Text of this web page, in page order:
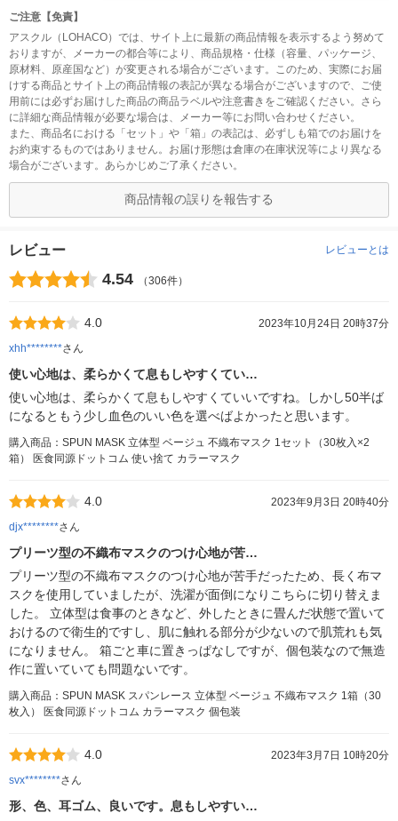
ご注意【免責】
アスクル（LOHACO）では、サイト上に最新の商品情報を表示するよう努めて
おりますが、メーカーの都合等により、商品規格・仕様（容量、パッケージ、
原材料、原産国など）が変更される場合がございます。このため、実際にお届
けする商品とサイト上の商品情報の表記が異なる場合がございますので、ご使
用前には必ずお届けした商品の商品ラベルや注意書きをご確認ください。さら
に詳細な商品情報が必要な場合は、メーカー等にお問い合わせください。
また、商品名における「セット」や「箱」の表記は、必ずしも箱でのお届けを
お約束するものではありません。お届け形態は倉庫の在庫状況等により異なる
場合がございます。あらかじめご了承ください。
商品情報の誤りを報告する
レビュー レビューとは
4.54 （306件）
4.0
2023年10月24日 20時37分
xhh********さん
使い心地は、柔らかくて息もしやすくてい…
使い心地は、柔らかくて息もしやすくていいですね。しかし50半ば
になるともう少し血色のいい色を選べばよかったと思います。
購入商品：SPUN MASK 立体型 ベージュ 不織布マスク 1セット（30枚入×2
箱） 医食同源ドットコム 使い捨て カラーマスク
4.0
2023年9月3日 20時40分
djx********さん
プリーツ型の不織布マスクのつけ心地が苦…
プリーツ型の不織布マスクのつけ心地が苦手だったため、長く布マ
スクを使用していましたが、洗濯が面倒になりこちらに切り替えま
した。 立体型は食事のときなど、外したときに畳んだ状態で置いて
おけるので衛生的ですし、肌に触れる部分が少ないので肌荒れも気
になりません。 箱ごと車に置きっぱなしですが、個包装なので無造
作に置いていても問題ないです。
購入商品：SPUN MASK スパンレース 立体型 ベージュ 不織布マスク 1箱（30
枚入） 医食同源ドットコム カラーマスク 個包装
4.0
2023年3月7日 10時20分
svx********さん
形、色、耳ゴム、良いです。息もしやすい…